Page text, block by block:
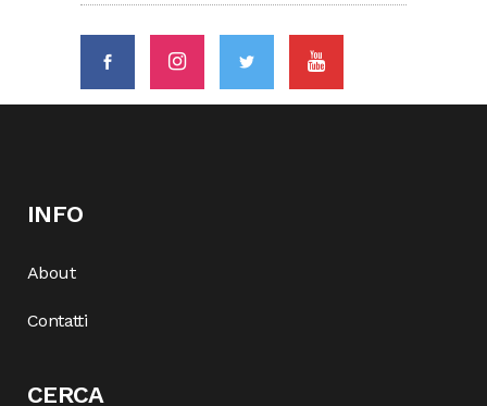
INFO
About
Contatti
CERCA